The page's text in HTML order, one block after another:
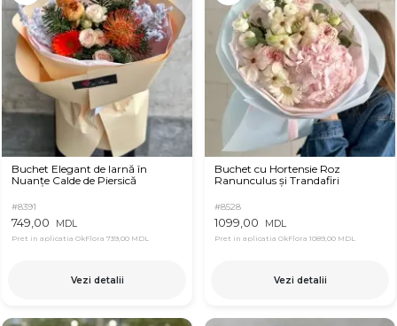
Buchet Elegant de Iarnă în
Nuanțe Calde de Piersică
#8391
749,00 MDL
Pret in aplicatia OkFlora 739,00 MDL
Vezi detalii
Buchet cu Hortensie Roz
Ranunculus și Trandafiri
#8528
1099,00 MDL
Pret in aplicatia OkFlora 1089,00 MDL
Vezi detalii